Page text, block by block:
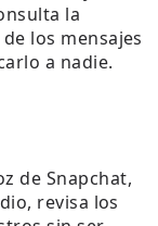
la
los mensajes
a nadie.
de Snapchat,
revisa los